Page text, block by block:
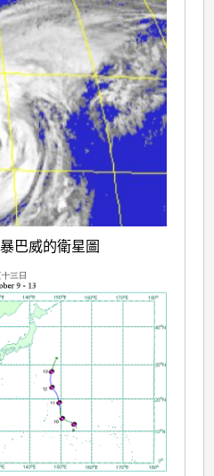
巴威的衛星圖